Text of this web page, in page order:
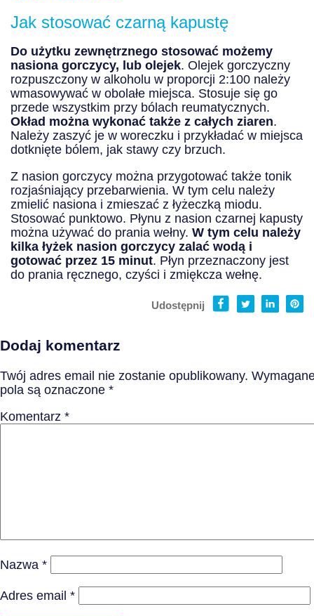
Jak stosować czarną kapustę
Do użytku zewnętrznego stosować możemy
nasiona gorczycy, lub olejek. Olejek gorczyczny
rozpuszczony w alkoholu w proporcji 2:100 należy
wmasowywać w obolałe miejsca. Stosuje się go
przede wszystkim przy bólach reumatycznych.
Okład można wykonać także z całych ziaren.
Należy zaszyć je w woreczku i przykładać w miejsca
dotknięte bólem, jak stawy czy brzuch.
Z nasion gorczycy można przygotować także tonik
rozjaśniający przebarwienia. W tym celu należy
zmielić nasiona i zmieszać z łyżeczką miodu.
Stosować punktowo. Płynu z nasion czarnej kapusty
można używać do prania wełny. W tym celu należy
kilka łyżek nasion gorczycy zalać wodą i
gotować przez 15 minut. Płyn przeznaczony jest
do prania ręcznego, czyści i zmiękcza wełnę.
Udostępnij
Dodaj komentarz
Twój adres email nie zostanie opublikowany.
pola są oznaczone *
Komentarz *
Nazwa *
Adres email *